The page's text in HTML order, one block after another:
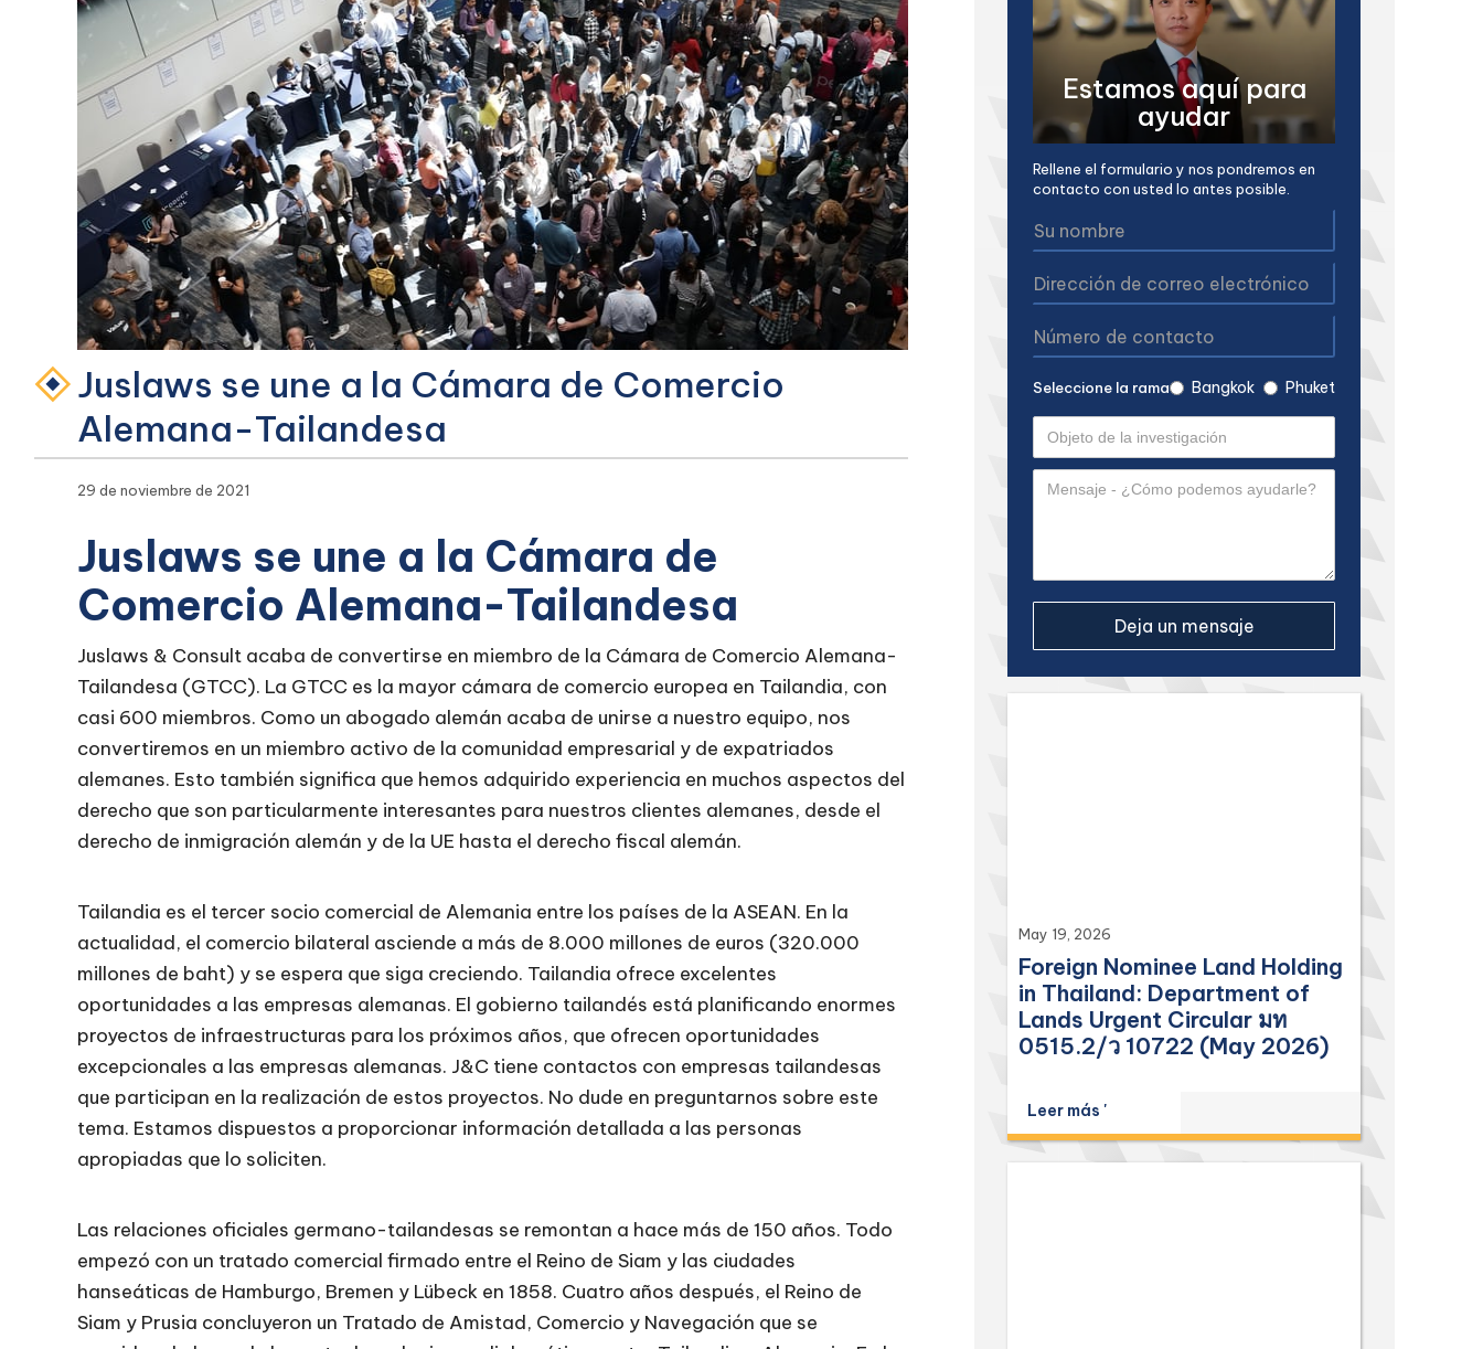
Juslaws se une a la Cámara de Comercio
Alemana-Tailandesa
29 de noviembre de 2021
Juslaws se une a la Cámara de
Comercio Alemana-Tailandesa
Juslaws & Consult acaba de convertirse en miembro de la Cámara de Comercio Alemana-
Tailandesa (GTCC). La GTCC es la mayor cámara de comercio europea en Tailandia, con
casi 600 miembros. Como un abogado alemán acaba de unirse a nuestro equipo, nos
convertiremos en un miembro activo de la comunidad empresarial y de expatriados
alemanes. Esto también significa que hemos adquirido experiencia en muchos aspectos del
derecho que son particularmente interesantes para nuestros clientes alemanes, desde el
derecho de inmigración alemán y de la UE hasta el derecho fiscal alemán.
Tailandia es el tercer socio comercial de Alemania entre los países de la ASEAN. En la
actualidad, el comercio bilateral asciende a más de 8.000 millones de euros (320.000
millones de baht) y se espera que siga creciendo. Tailandia ofrece excelentes
oportunidades a las empresas alemanas. El gobierno tailandés está planificando enormes
proyectos de infraestructuras para los próximos años, que ofrecen oportunidades
excepcionales a las empresas alemanas. J&C tiene contactos con empresas tailandesas
que participan en la realización de estos proyectos. No dude en preguntarnos sobre este
tema. Estamos dispuestos a proporcionar información detallada a las personas
apropiadas que lo soliciten.
Las relaciones oficiales germano-tailandesas se remontan a hace más de 150 años. Todo
empezó con un tratado comercial firmado entre el Reino de Siam y las ciudades
hanseáticas de Hamburgo, Bremen y Lübeck en 1858. Cuatro años después, el Reino de
Siam y Prusia concluyeron un Tratado de Amistad, Comercio y Navegación que se
Estamos aquí para
ayudar
Rellene el formulario y nos pondremos en
contacto con usted lo antes posible.
Seleccione la rama Bangkok Phuket
May 19, 2026
Foreign Nominee Land Holding
in Thailand: Department of
Lands Urgent Circular มท
0515.2/ว 10722 (May 2026)
Leer más '